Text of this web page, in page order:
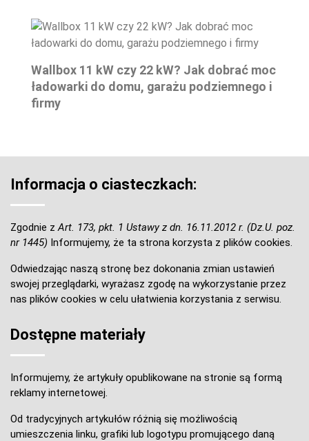
Wallbox 11 kW czy 22 kW? Jak dobrać moc
ładowarki do domu, garażu podziemnego i
firmy
Informacja o ciasteczkach:
Zgodnie z Art. 173, pkt. 1 Ustawy z dn. 16.11.2012 r. (Dz.U. poz.
nr 1445) Informujemy, że ta strona korzysta z plików cookies.
Odwiedzając naszą stronę bez dokonania zmian ustawień
swojej przeglądarki, wyrażasz zgodę na wykorzystanie przez
nas plików cookies w celu ułatwienia korzystania z serwisu.
Dostępne materiały
Informujemy, że artykuły opublikowane na stronie są formą
reklamy internetowej.
Od tradycyjnych artykułów różnią się możliwością
umieszczenia linku, grafiki lub logotypu promującego daną